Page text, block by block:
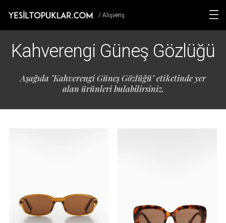
/ Alışveriş
Kahverengi Güneş Gözlüğü
Aşağıda "Kahverengi Güneş Gözlüğü" etiketinde yer
alan ürünleri bulabilirsiniz.